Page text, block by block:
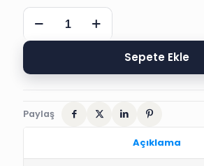
SÜNNET
DAVETİYESİ,
SEDEF
6234
Sepete Ekle
Paylaş
Açıklama